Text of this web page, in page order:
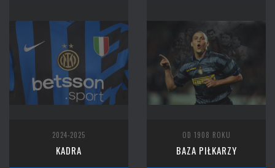
2024-2025
KADRA
OD 1908 ROKU
BAZA PIŁKARZY